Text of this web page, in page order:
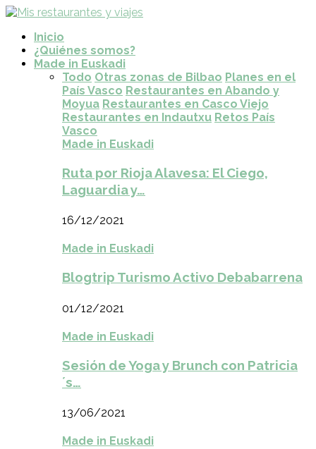
Inicio
¿Quiénes somos?
Made in Euskadi
Todo Otras zonas de Bilbao Planes en el
País Vasco Restaurantes en Abando y
Moyua Restaurantes en Casco Viejo
Restaurantes en Indautxu Retos País
Vasco
Made in Euskadi
Ruta por Rioja Alavesa: El Ciego,
Laguardia y…
16/12/2021
Made in Euskadi
Blogtrip Turismo Activo Debabarrena
01/12/2021
Made in Euskadi
Sesión de Yoga y Brunch con Patricia
´s…
13/06/2021
Made in Euskadi